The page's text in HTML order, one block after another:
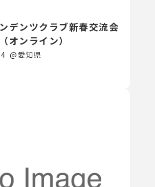
デンツクラブ新春交流会
オンライン）
@ 愛知県